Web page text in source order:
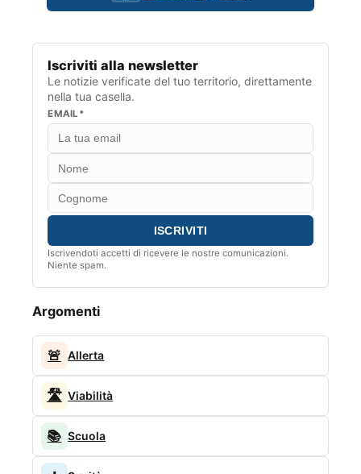
Iscriviti alla newsletter
Le notizie verificate del tuo territorio, direttamente
nella tua casella.
EMAIL*
Iscrivendoti accetti di ricevere le nostre comunicazioni.
Niente spam.
Argomenti
🚨 Allerta
🛣️ Viabilità
📚 Scuola